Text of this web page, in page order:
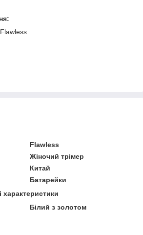
Flawless
Жіночий трімер
Китай
Батарейки
характеристики
Білий з золотом